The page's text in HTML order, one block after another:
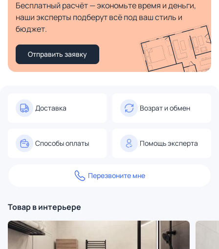
Бесплатный расчёт — экономьте время и деньги,
наши эксперты подберут всё под ваш стиль и
бюджет.
Отправить заявку
Доставка Возрат и обмен
Способы оплаты Помощь эксперта
Перезвоните мне
Товар в интерьере